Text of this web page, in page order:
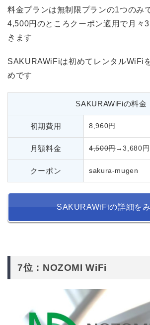
料金プランは無制限プランの1つのみ
4,500円のところクーポン適用で月々
きます
SAKURAWiFiは初めてレンタルWiFi
めです
SAKURAWiFiの料金
初期費用 8,960円
月額料金 4,500円→3,680円
クーポン sakura-mugen
SAKURAWiFiの詳細を
7位：NOZOMI WiFi